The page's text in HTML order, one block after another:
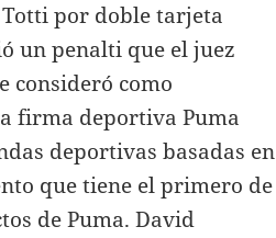
por doble tarjeta
un penalti que el juez
consideró como
firma deportiva Puma
deportivas basadas en
que tiene el primero de
de Puma. David